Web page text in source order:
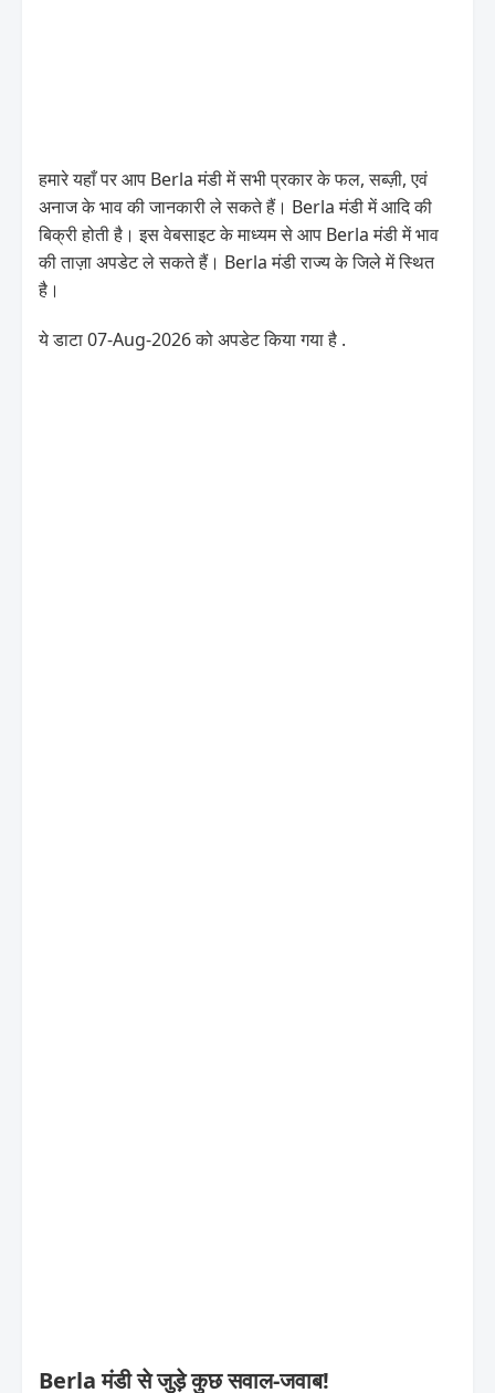
हमारे यहाँ पर आप Berla मंडी में सभी प्रकार के फल, सब्ज़ी, एवं
अनाज के भाव की जानकारी ले सकते हैं। Berla मंडी में आदि की
बिक्री होती है। इस वेबसाइट के माध्यम से आप Berla मंडी में भाव
की ताज़ा अपडेट ले सकते हैं। Berla मंडी राज्य के जिले में स्थित
है।
ये डाटा 07-Aug-2026 को अपडेट किया गया है .
Berla मंडी से जुड़े कुछ सवाल-जवाब!